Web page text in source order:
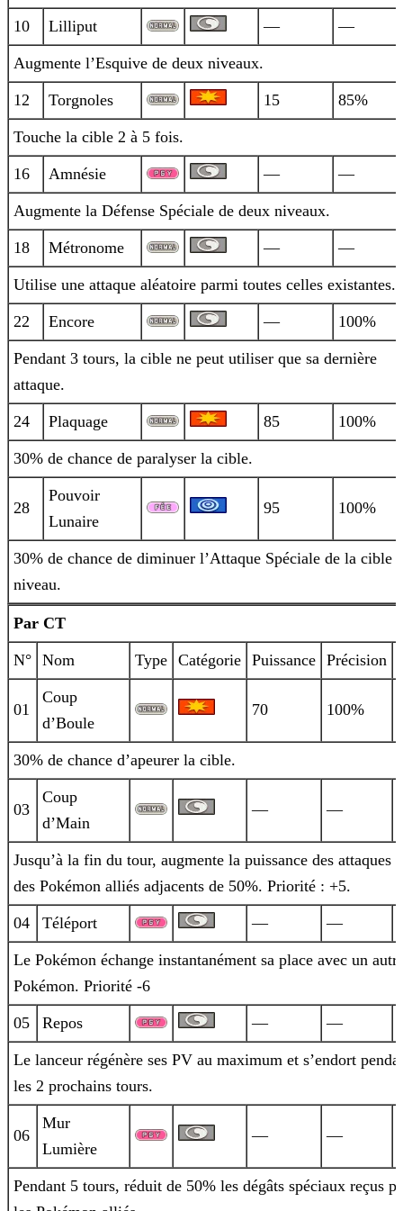
10 Lilliput — —
Augmente l’Esquive de deux niveaux.
12 Torgnoles 15 85%
Touche la cible 2 à 5 fois.
16 Amnésie — —
Augmente la Défense Spéciale de deux niveaux.
18 Métronome — —
Utilise une attaque aléatoire parmi toutes celles existantes.
22 Encore — 100%
Pendant 3 tours, la cible ne peut utiliser que sa dernière
attaque.
24 Plaquage 85 100%
30% de chance de paralyser la cible.
28
Pouvoir
Lunaire
95 100%
30% de chance de diminuer l’Attaque Spéciale de la cible
niveau.
Par CT
N° Nom Type Catégorie Puissance Précision
01
Coup
d’Boule
70 100%
30% de chance d’apeurer la cible.
03
Coup
d’Main
— —
Jusqu’à la fin du tour, augmente la puissance des attaques
des Pokémon alliés adjacents de 50%. Priorité : +5.
04 Téléport — —
Le Pokémon échange instantanément sa place avec un
Pokémon. Priorité -6
05 Repos — —
Le lanceur régénère ses PV au maximum et s’endort
les 2 prochains tours.
06
Mur
Lumière
— —
Pendant 5 tours, réduit de 50% les dégâts spéciaux reçus